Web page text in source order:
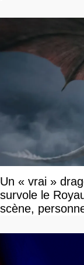
Un « vrai »
survole le
scène,